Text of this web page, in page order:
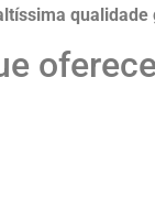
qualidade